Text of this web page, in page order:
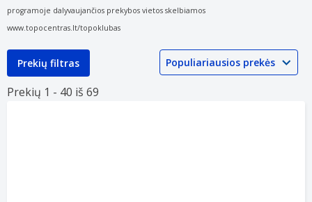
programoje dalyvaujančios prekybos vietos skelbiamos
www.topocentras.lt/topoklubas
Prekių filtras
Prekių 1 - 40 iš 69